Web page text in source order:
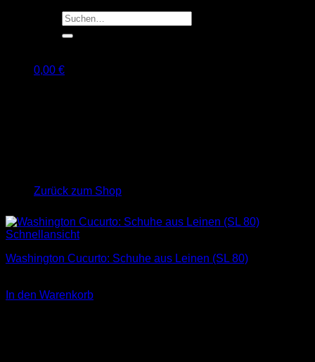
Suche
nach:
0,00 €
Zurück zum Shop
Schnellansicht
Washington Cucurto: Schuhe aus Leinen (SL 80)
In den Warenkorb